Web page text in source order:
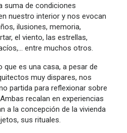
suma de condiciones
nuestro interior y nos evocan
ilusiones, memoria,
el viento, las estrellas,
entre muchos otros.
es una casa, a pesar de
muy dispares, nos
partida para reflexionar sobre
recalan en experiencias
a la concepción de la vivienda
sus rituales.